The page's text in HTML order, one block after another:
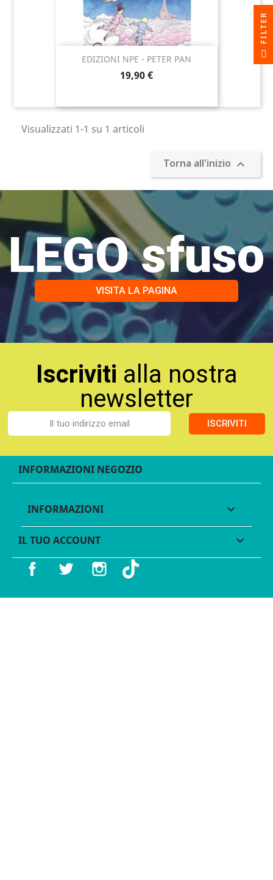
EDIZIONI NPE - PETER PAN
19,90 €
Visualizzati 1-1 su 1 articoli
Torna all'inizio 
LEGO sfuso
VISITA LA PAGINA
Iscriviti alla nostra
newsletter
ISCRIVITI
INFORMAZIONI NEGOZIO
INFORMAZIONI 
IL TUO ACCOUNT 
Facebook Twitter Instagram
R